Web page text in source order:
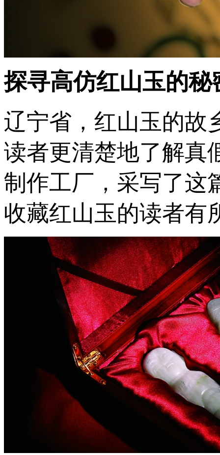
探寻高仿红山玉的秘
辽宁省，红山玉的故
读者更清楚地了解真
制作工厂，采写了这
收藏红山玉的读者有